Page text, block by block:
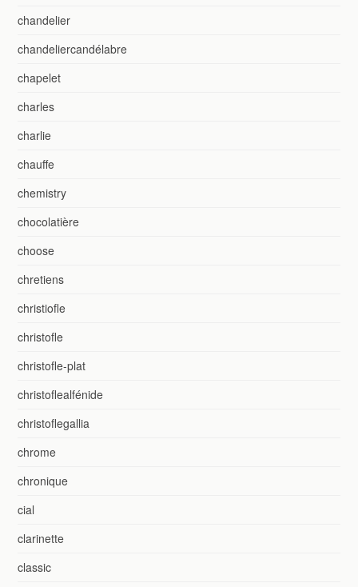
chandelier
chandeliercandélabre
chapelet
charles
charlie
chauffe
chemistry
chocolatière
choose
chretiens
christiofle
christofle
christofle-plat
christoflealfénide
christoflegallia
chrome
chronique
cial
clarinette
classic